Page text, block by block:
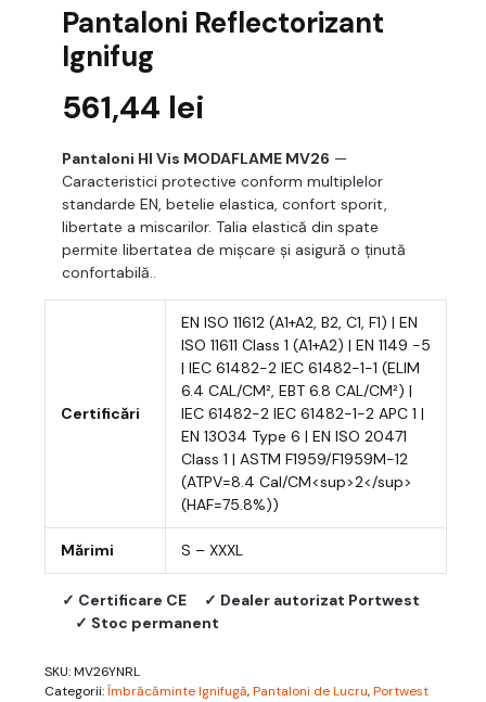
Pantaloni Reflectorizant
Ignifug
561,44 lei
Pantaloni HI Vis MODAFLAME MV26 —
Caracteristici protective conform multiplelor
standarde EN, betelie elastica, confort sporit,
libertate a miscarilor. Talia elastică din spate
permite libertatea de mișcare și asigură o ținută
confortabilă..
Certificări
EN ISO 11612 (A1+A2, B2, C1, F1) | EN
ISO 11611 Class 1 (A1+A2) | EN 1149 -5
| IEC 61482-2 IEC 61482-1-1 (ELIM
6.4 CAL/CM², EBT 6.8 CAL/CM²) |
IEC 61482-2 IEC 61482-1-2 APC 1 |
EN 13034 Type 6 | EN ISO 20471
Class 1 | ASTM F1959/F1959M-12
(ATPV=8.4 Cal/CM<sup>2</sup>
(HAF=75.8%))
Mărimi S – XXXL
✓ Certificare CE
✓ Dealer autorizat Portwest
✓ Stoc permanent
SKU:MV26YNRL
Categorii:Îmbrăcăminte Ignifugă,Pantaloni de Lucru,Portwest